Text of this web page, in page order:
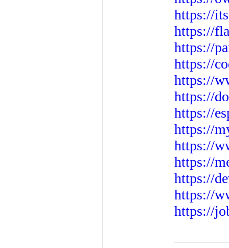
https://
https://
https://
https://
https://
https://
https://
https://
https://
https://
https://
https://
https://